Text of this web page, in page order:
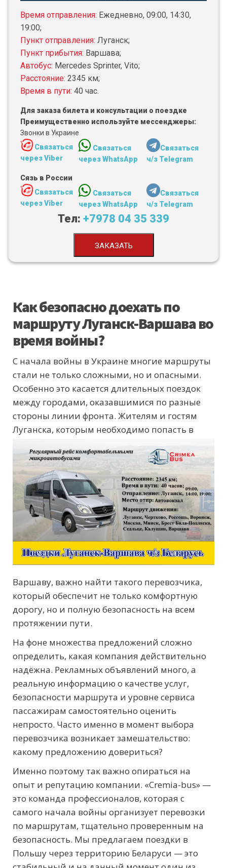
Время отправления: Ежедневно, 09:00, 14:30,
19:00;
Пункт отправления: Луганск;
Пункт прибытия: Варшава;
Автобус: Mercedes Sprinter, Vito;
Расстояние: 2345 км;
Время в пути: 40 час.
Для заказа билета и консультации о поездке
Преимущественно используйте мессенджеры:
Звонки в Украине
Связаться
через Viber
Связаться
через WhatsApp
Связаться
ч/з Telegram
Сязь в России
Связаться
через Viber
Связаться
через WhatsApp
Связаться
ч/з Telegram
Тел: +7978 04 35 339
ЗАКАЗАТЬ
Как безопасно доехать по
маршруту Луганск-Варшава во
время войны?
С начала войны в Украине многие маршруты
стали не только сложными, но и опасными.
Особенно это касается длительных поездок
между городами, оказавшимися по разные
стороны линии фронта. Жителям и гостям
Луганска, которым необходимо попасть в
Варшаву, важно найти такого перевозчика,
который обеспечит не только комфортную
дорогу, но и полную безопасность на всем
протяжении пути.
На фоне множества предложений сложно
определить, какая компания действительно
надёжна. Рекламных объявлений много, а
реальную информацию о качестве услуг,
безопасности маршрута и уровне сервиса
пассажирам самостоятельно оценить
непросто. Часто именно в момент выбора
перевозчика возникает замешательство:
какому предложению довериться?
Именно поэтому так важно опираться на
опыт и репутацию компании. «Cremia-bus» —
это команда профессионалов, которая с
самого начала войны организует перевозки
по маршрутам, тщательно проверенным на
безопасность. Мы предлагаем поездки в
Польшу через территорию Беларуси — это